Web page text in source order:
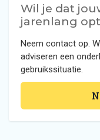
Wil je dat
jarenlang
Neem contact op.
adviseren een
gebruikssituatie.